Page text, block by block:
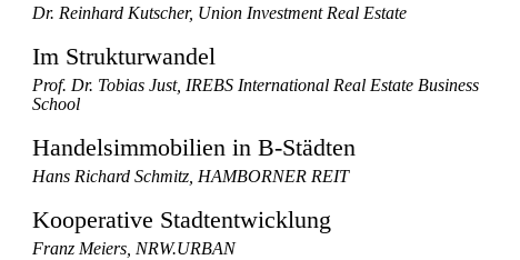
Dr. Reinhard Kutscher, Union Investment Real Estate
Im Strukturwandel
Prof. Dr. Tobias Just, IREBS International Real Estate Business
School
Handelsimmobilien in B-Städten
Hans Richard Schmitz, HAMBORNER REIT
Kooperative Stadtentwicklung
Franz Meiers, NRW.URBAN